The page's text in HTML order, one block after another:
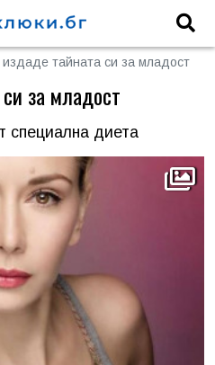
тайната си за младост
за младост
специална диета